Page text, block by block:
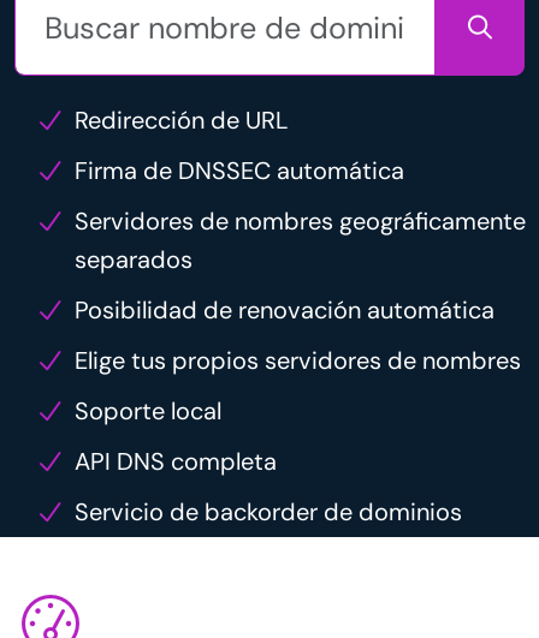
Redirección de URL
Firma de DNSSEC automática
Servidores de nombres geográficamente
separados
Posibilidad de renovación automática
Elige tus propios servidores de nombres
Soporte local
API DNS completa
Servicio de backorder de dominios